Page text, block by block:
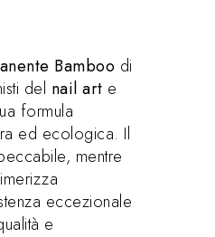
Bamboo di
del nail art e
formula
ed ecologica. Il
mentre
eccezionale
e